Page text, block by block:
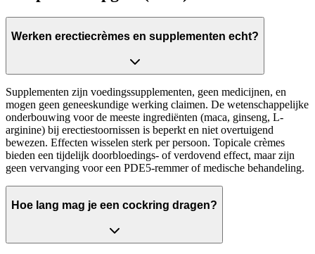
Werken erectiecrèmes en supplementen echt?
Supplementen zijn voedingssupplementen, geen medicijnen, en
mogen geen geneeskundige werking claimen. De wetenschappelijke
onderbouwing voor de meeste ingrediënten (maca, ginseng, L-
arginine) bij erectiestoornissen is beperkt en niet overtuigend
bewezen. Effecten wisselen sterk per persoon. Topicale crèmes
bieden een tijdelijk doorbloedings- of verdovend effect, maar zijn
geen vervanging voor een PDE5-remmer of medische behandeling.
Hoe lang mag je een cockring dragen?